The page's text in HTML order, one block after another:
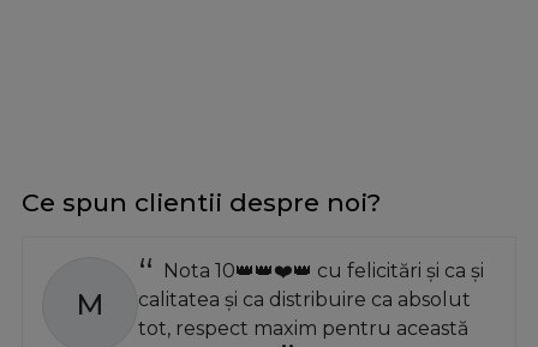
Ce spun clientii despre noi?
M
Nota 10👑👑❤️👑 cu felicitări și ca și
calitatea și ca distribuire ca absolut
tot, respect maxim pentru această